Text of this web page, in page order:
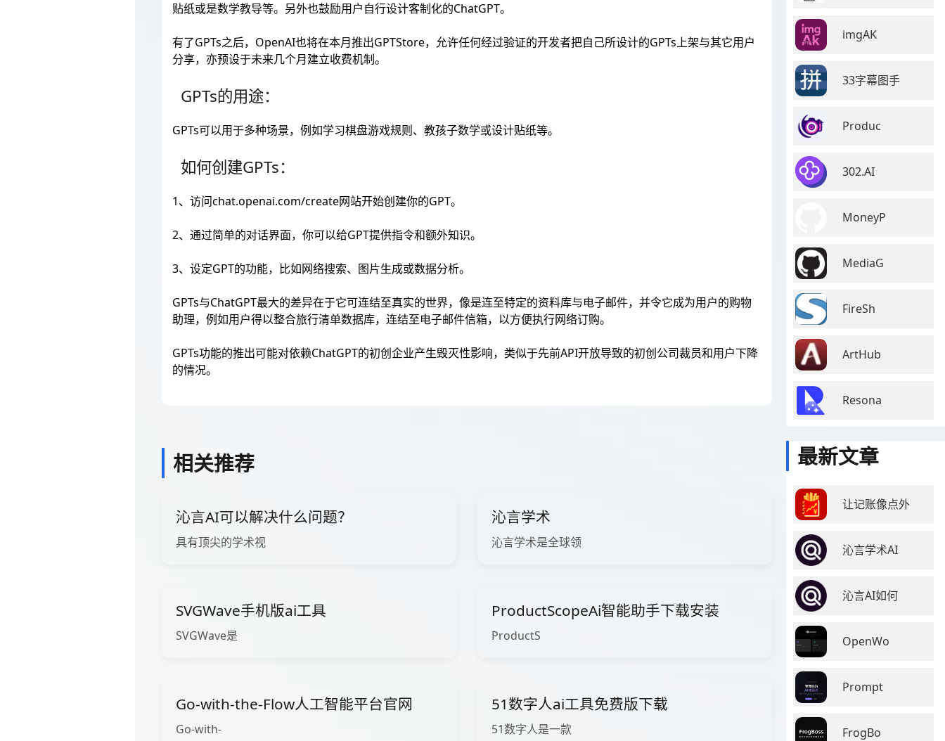
贴纸或是数学教导等。另外也鼓励用户自行设计客制化的ChatGPT。
有了GPTs之后，OpenAI也将在本月推出GPTStore，允许任何经过验证的开发者把自己所设计的GPTs上架与其它用户
分享，亦预设于未来几个月建立收费机制。
GPTs的用途：
GPTs可以用于多种场景，例如学习棋盘游戏规则、教孩子数学或设计贴纸等。
如何创建GPTs：
1、访问chat.openai.com/create网站开始创建你的GPT。
2、通过简单的对话界面，你可以给GPT提供指令和额外知识。
3、设定GPT的功能，比如网络搜索、图片生成或数据分析。
GPTs与ChatGPT最大的差异在于它可连结至真实的世界，像是连至特定的资料库与电子邮件，并令它成为用户的购物
助理，例如用户得以整合旅行清单数据库，连结至电子邮件信箱，以方便执行网络订购。
GPTs功能的推出可能对依赖ChatGPT的初创企业产生毁灭性影响，类似于先前API开放导致的初创公司裁员和用户下降
的情况。
相关推荐
沁言AI可以解决什么问题？
具有顶尖的学术视
沁言学术
沁言学术是全球领
SVGWave手机版ai工具
SVGWave是
ProductScopeAi智能助手下载安装
ProductS
Go-with-the-Flow人工智能平台官网
Go-with-
51数字人ai工具免费版下载
51数字人是一款
imgAK
33字幕图手
Produc
302.AI
MoneyP
MediaG
FireSh
ArtHub
Resona
最新文章
让记账像点外
沁言学术AI
沁言AI如何
OpenWo
Prompt
FrogBo